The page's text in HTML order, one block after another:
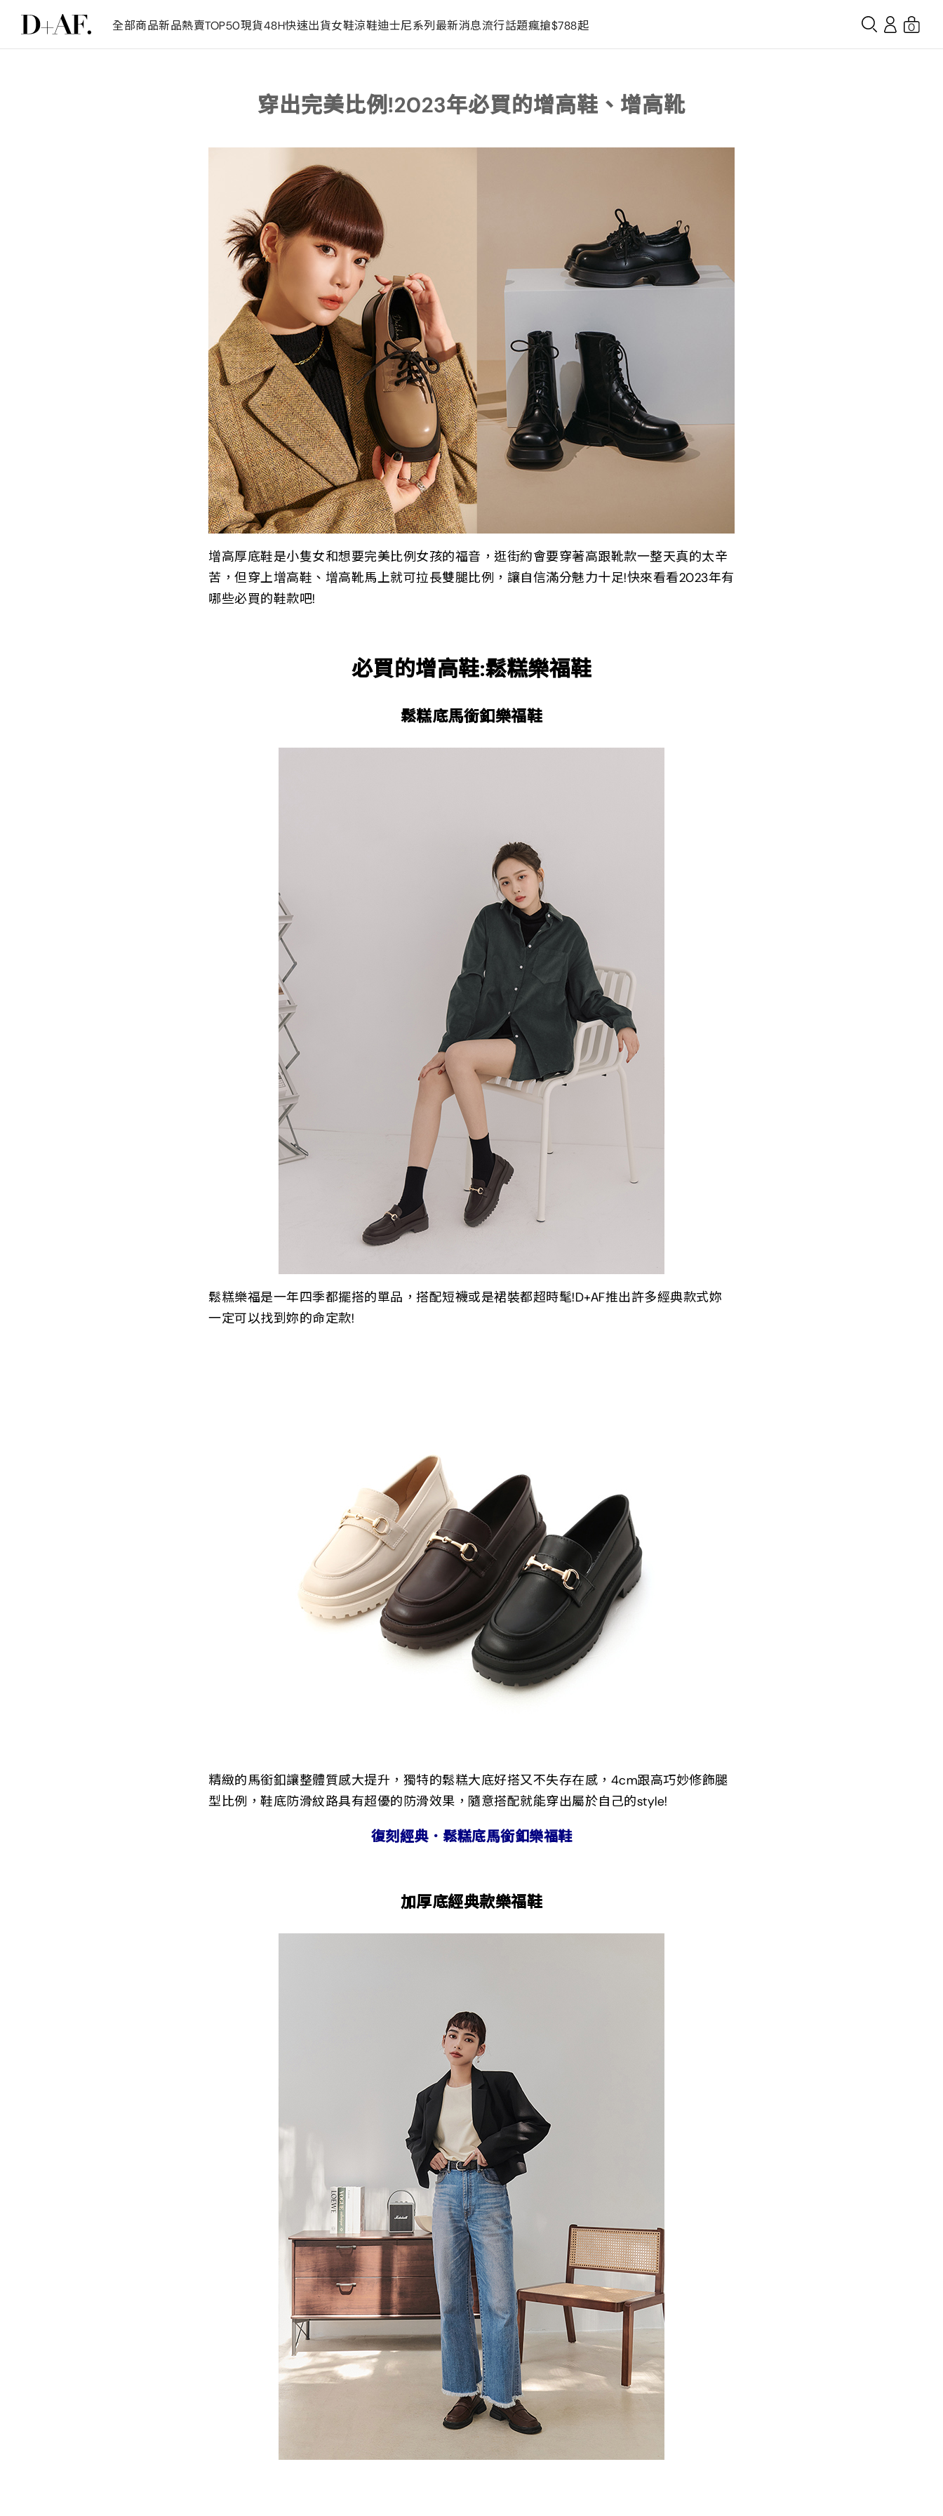
全部商品新品熱賣TOP50現貨48H快速出貨女鞋涼鞋迪士尼系列最新消息流行話題瘋搶$788起 0
穿出完美比例!2023年必買的增高鞋、增高靴
增高厚底鞋是小隻女和想要完美比例女孩的福音，逛街約會要穿著高跟靴款一整天真的太辛
苦，但穿上增高鞋、增高靴馬上就可拉長雙腿比例，讓自信滿分魅力十足!快來看看2023年有
哪些必買的鞋款吧!
必買的增高鞋:鬆糕樂福鞋
鬆糕底馬銜釦樂福鞋
鬆糕樂福是一年四季都擺搭的單品，搭配短襪或是裙裝都超時髦!D+AF推出許多經典款式妳
一定可以找到妳的命定款!
精緻的馬銜釦讓整體質感大提升，獨特的鬆糕大底好搭又不失存在感，4cm跟高巧妙修飾腿
型比例，鞋底防滑紋路具有超優的防滑效果，隨意搭配就能穿出屬於自己的style!
復刻經典．鬆糕底馬銜釦樂福鞋
加厚底經典款樂福鞋